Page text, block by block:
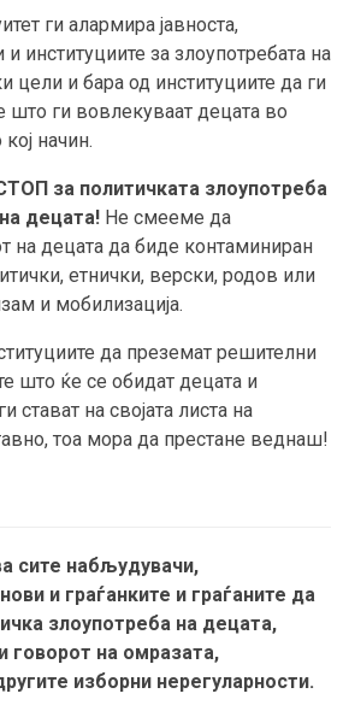
ги алармира јавноста,
и институциите за злоупотребата на
цели и бара од институциите да ги
што ги вовлекуваат децата во
начин.
за политичката злоупотреба
децата! Не смееме да
на децата да биде контаминиран
етнички, верски, родов или
и мобилизација.
да преземат решителни
што ќе се обидат децата и
стават на својата листа на
тоа мора да престане веднаш!
сите набљудувачи,
и граѓанките и граѓаните да
злоупотреба на децата,
говорот на омразата,
изборни нерегуларности.